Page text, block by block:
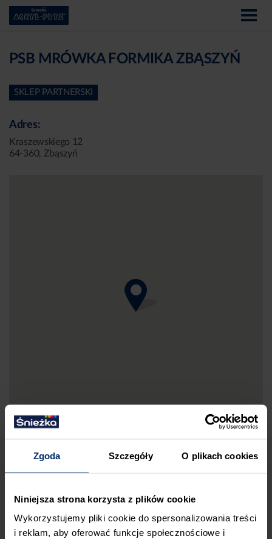
Zgoda Szczegóły O plikach cookies
Niniejsza strona korzysta z plików cookie
Wykorzystujemy pliki cookie do spersonalizowania treści
i reklam, aby oferować funkcje społecznościowe i
PSB MRÓWKA FORMIKA ZBĄSZYŃ
SKLEP PARTNERSKI
Adres:
Kraszewskiego 12
64-360, Zbąszyń
ZGŁOŚ BŁĄD
PRZED WIZYTĄ W SKLEPIE POLECAMY: